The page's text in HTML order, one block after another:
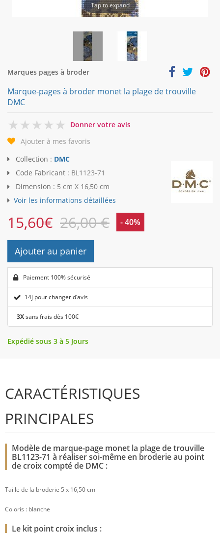
Tap to expand
Marques pages à broder
Marque-pages à broder monet la plage de trouville
DMC
0
Donner votre avis
Ajouter à mes favoris
Collection : DMC
Code Fabricant : BL1123-71
Dimension : 5 cm X 16,50 cm
Voir les informations détaillées
15,60€ 26,00 € - 40%
Ajouter au panier
Paiement 100% sécurisé
14j pour changer d’avis
3Xsans frais dès 100€
Expédié sous 3 à 5 Jours
CARACTÉRISTIQUES
PRINCIPALES
Modèle de marque-page monet la plage de trouville
BL1123-71 à réaliser soi-même en broderie au point
de croix compté de DMC :
Taille de la broderie 5 x 16,50 cm
Coloris : blanche
Le kit point croix inclus :